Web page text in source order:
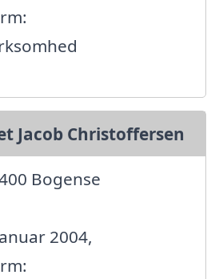
Jacob Christoffersen
Bogense
2004,